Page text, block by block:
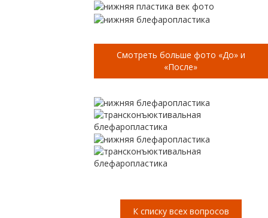
Смотреть больше фото «До» и
«После»
К списку всех вопросов